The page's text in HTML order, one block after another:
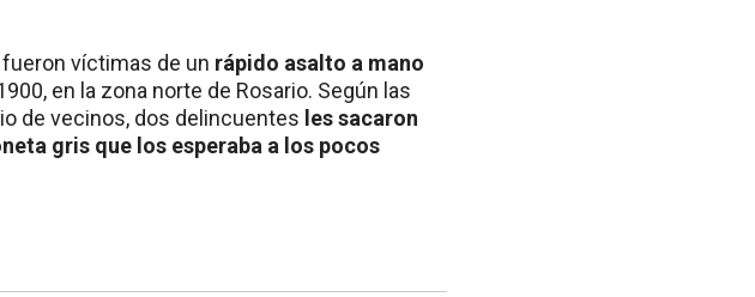
víctimas de un rápido asalto a mano
en la zona norte de Rosario. Según las
de vecinos, dos delincuentes les sacaron
gris que los esperaba a los pocos